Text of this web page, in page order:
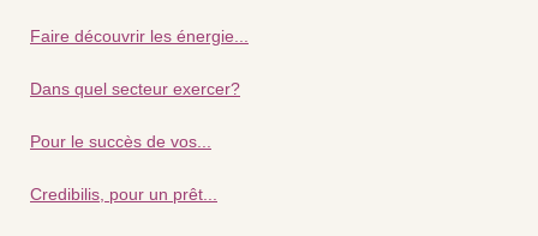
Faire découvrir les énergie...
Dans quel secteur exercer?
Pour le succès de vos...
Credibilis, pour un prêt...